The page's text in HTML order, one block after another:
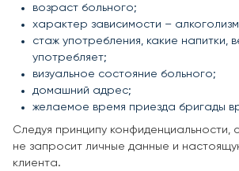
возраст больного;
характер зависимости –
стаж употребления, какие напитки,
употребляет;
визуальное состояние больного;
домашний адрес;
желаемое время приезда бригады
Следуя принципу конфиденциальности,
не запросит личные данные и
клиента.